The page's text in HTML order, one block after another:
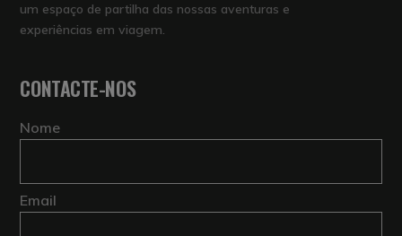
um espaço de partilha das nossas aventuras e
experiências em viagem.
CONTACTE-NOS
Nome
Email